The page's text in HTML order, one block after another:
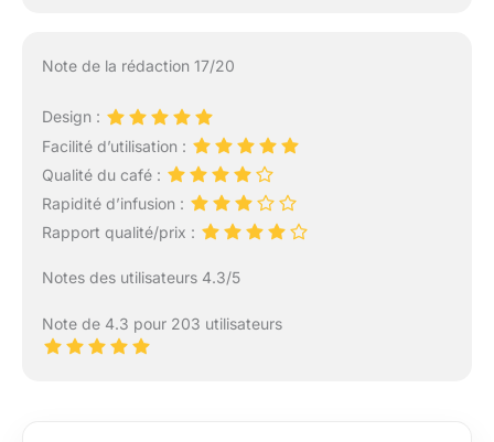
Note de la rédaction 17/20
Design :
Facilité d’utilisation :
Qualité du café :
Rapidité d’infusion :
Rapport qualité/prix :
Notes des utilisateurs 4.3/5
Note de 4.3 pour 203 utilisateurs